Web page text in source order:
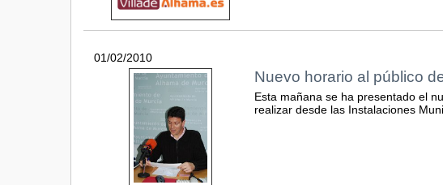
01/02/2010
Nuevo horario al público
Esta mañana se ha presentado el
realizar desde las Instalaciones